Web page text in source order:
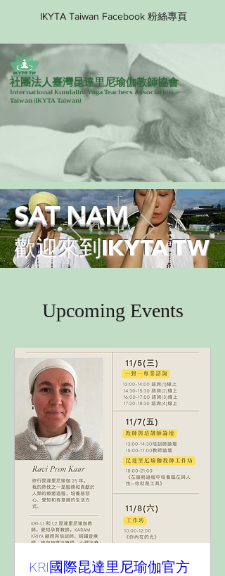
IKYTA Taiwan Facebook 粉絲專頁
社團法人臺灣昆達里尼瑜伽教師協會
International Kundalini Yoga Teachers Association
Taiwan(IKYTA Taiwan)
SAT NAM
歡迎來到IKYTA TW
Upcoming Events
KRI國際昆達里尼瑜伽官方